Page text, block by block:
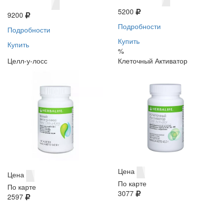
9200
Подробности
Купить
5200
Подробности
Купить
%
Целл-у-лосс
Цена
По карте
2597
Клеточный Активатор
Цена
По карте
3077